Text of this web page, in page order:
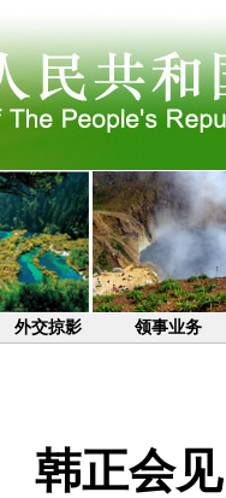
外交掠影 领事业务
韩正会